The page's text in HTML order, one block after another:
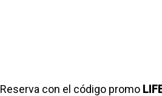
Reserva con el código promo